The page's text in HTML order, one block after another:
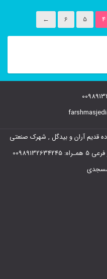
4
5
6
←
قدیم آران و بیدگل , شهرک صنعتی
سلیمان صباحی , انتهای بلوار یک , بعد از فرعی 5 همـراه: 00989132634245